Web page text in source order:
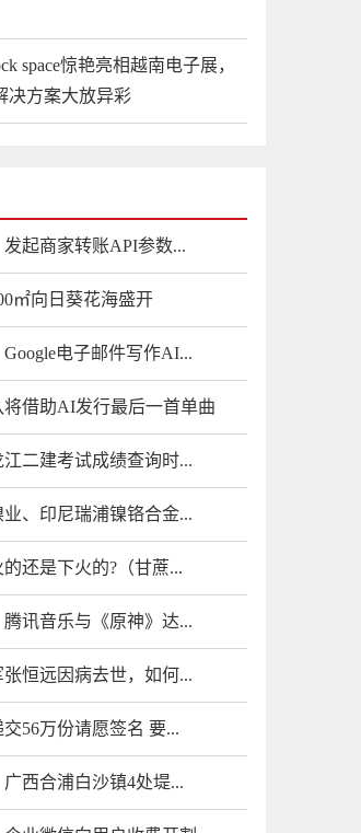
space惊艳亮相越南电子展，
决方案大放异彩
起商家转账API参数...
㎡向日葵花海盛开
电子邮件写作AI...
借助AI发行最后一首单曲
江二建考试成绩查询时...
、印尼瑞浦镍铬合金...
还是下火的?（甘蔗...
讯音乐与《原神》达...
恒远因病去世，如何...
交56万份请愿签名 要...
西合浦白沙镇4处堤...